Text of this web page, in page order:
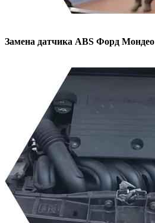
Замена датчика ABS Форд Мондео